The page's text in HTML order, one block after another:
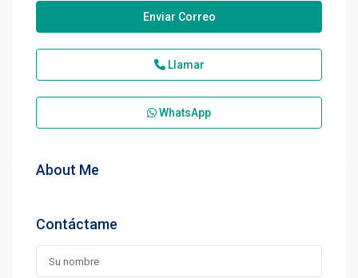
Enviar Correo
Llamar
WhatsApp
About Me
Contáctame